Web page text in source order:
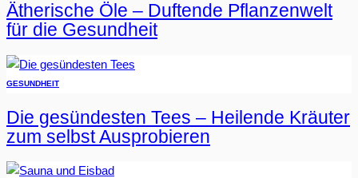
Ätherische Öle – Duftende Pflanzenwelt
für die Gesundheit
GESUNDHEIT
Die gesündesten Tees – Heilende Kräuter
zum selbst Ausprobieren